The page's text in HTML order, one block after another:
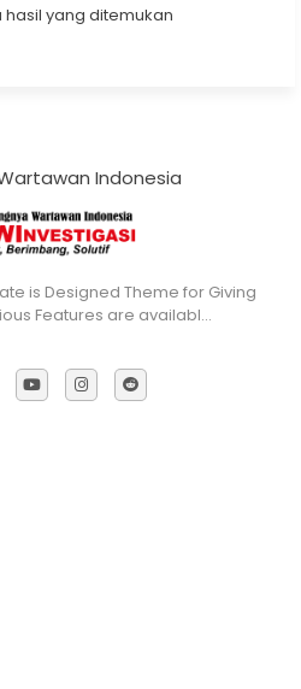
yang ditemukan
Indonesia
is Designed Theme for Giving
Features are availabl…